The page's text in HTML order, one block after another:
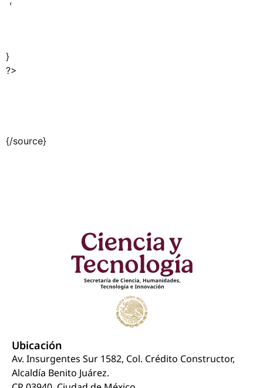
}
?>
{/source}
Ubicación
Av. Insurgentes Sur 1582, Col. Crédito Constructor,
Alcaldía Benito Juárez.